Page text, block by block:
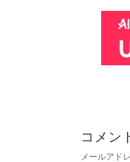
コメン
メールアド